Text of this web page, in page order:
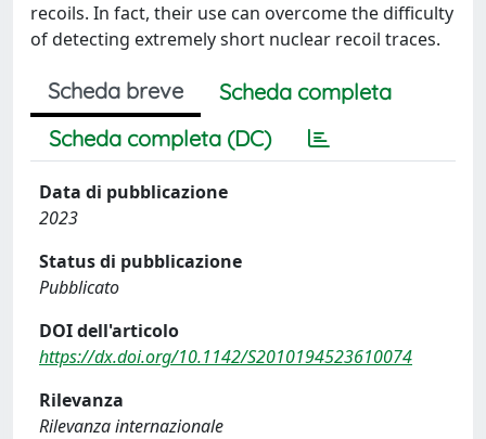
recoils. In fact, their use can overcome the difficulty
of detecting extremely short nuclear recoil traces.
Scheda breve
Scheda completa
Scheda completa (DC)
Data di pubblicazione
2023
Status di pubblicazione
Pubblicato
DOI dell'articolo
https://dx.doi.org/10.1142/S2010194523610074
Rilevanza
Rilevanza internazionale